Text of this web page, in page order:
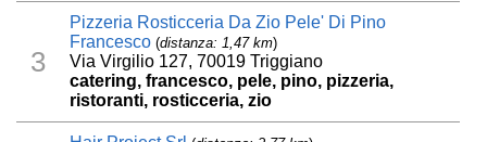
3
Pizzeria Rosticceria Da Zio Pele' Di Pino
Francesco (distanza: 1,47 km)
Via Virgilio 127, 70019 Triggiano
catering, francesco, pele, pino, pizzeria,
ristoranti, rosticceria, zio